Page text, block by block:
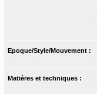
Epoque/Style/Mouvement :
Matières et techniques :